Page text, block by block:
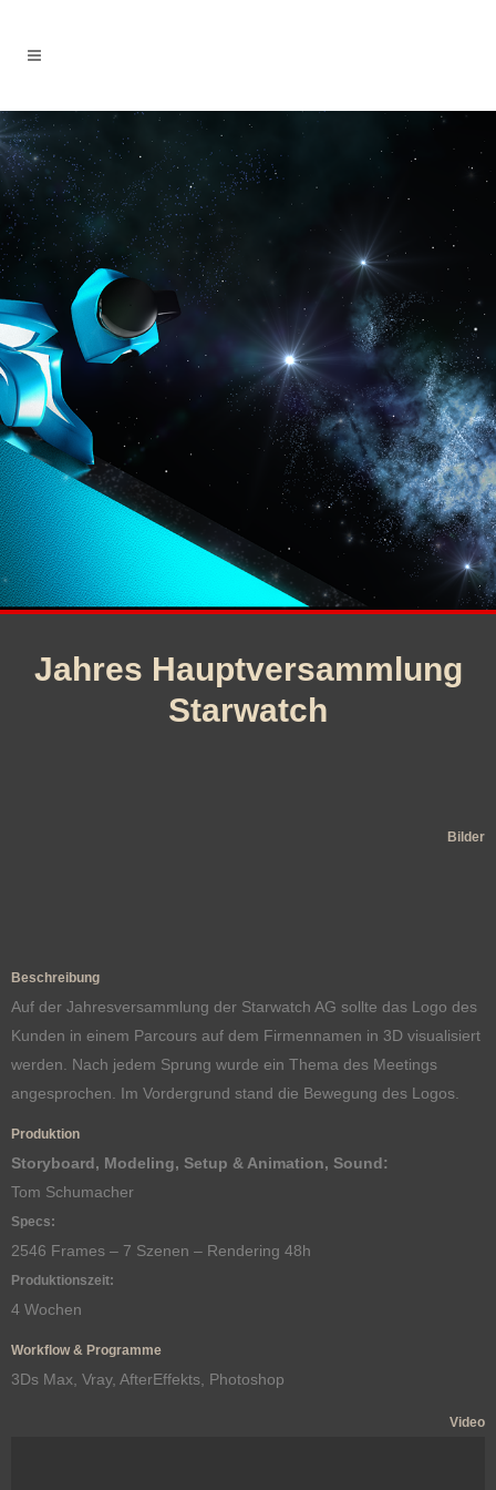
Jahres Hauptversammlung
Starwatch
Bilder
Beschreibung
Auf der Jahresversammlung der Starwatch AG sollte das Logo des
Kunden in einem Parcours auf dem Firmennamen in 3D visualisiert
werden. Nach jedem Sprung wurde ein Thema des Meetings
angesprochen. Im Vordergrund stand die Bewegung des Logos.
Produktion
Storyboard, Modeling, Setup & Animation, Sound:
Tom Schumacher
Specs:
2546 Frames – 7 Szenen – Rendering 48h
Produktionszeit:
4 Wochen
Workflow & Programme
3Ds Max, Vray, AfterEffekts, Photoshop
Video